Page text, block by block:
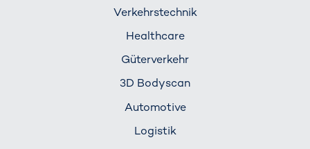
Verkehrs­technik
Healthcare
Güterverkehr
3D Bodyscan
Automotive
Logistik